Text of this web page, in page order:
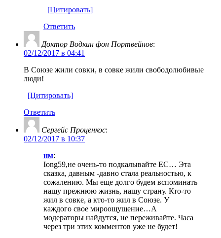
[Цитировать]
Ответить
Доктор Водкин фон Портвейнов:
02/12/2017 в 04:41
В Союзе жили совки, в совке жили свободолюбивые
люди!
[Цитировать]
Ответить
Сергейс Проценкос:
02/12/2017 в 10:37
нм:
Iong59,не очень-то подкалывайте ЕС… Эта
сказка, давным -давно стала реальностью, к
сожалению. Мы еще долго будем вспоминать
нашу прежнюю жизнь, нашу страну. Кто-то
жил в совке, а кто-то жил в Союзе. У
каждого свое мироощущение…А
модераторы найдутся, не переживайте. Часа
через три этих комментов уже не будет!